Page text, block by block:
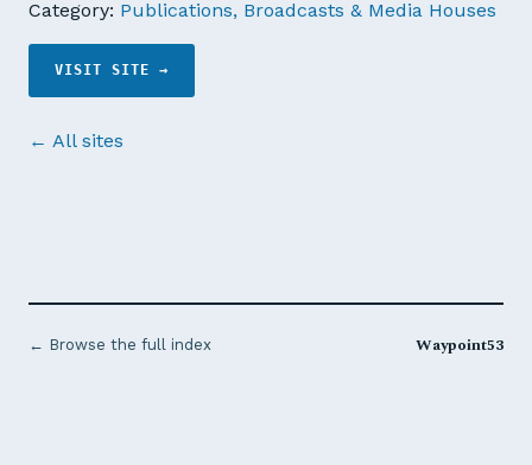
Category: Publications, Broadcasts & Media Houses
VISIT SITE →
← All sites
← Browse the full index Waypoint53